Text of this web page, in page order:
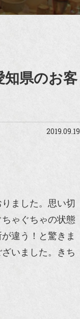
知県のお客
2019.09.19
ました。思い切
ゃぐちゃの状態
違う！と驚きま
いました。きち